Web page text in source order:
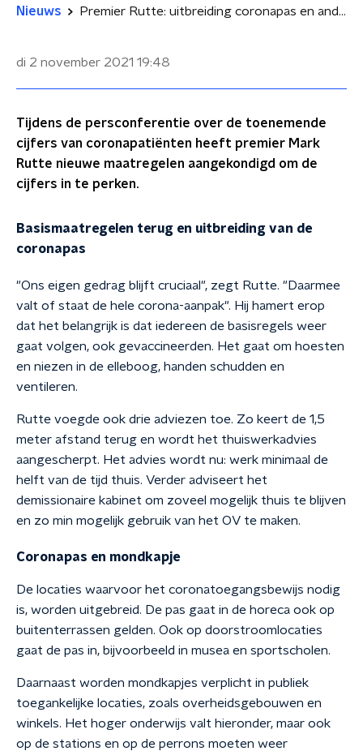
Nieuws Premier Rutte: uitbreiding coronapas en anderhalve meter terug
di 2 november 2021 19:48
Tijdens de persconferentie over de toenemende
cijfers van coronapatiënten heeft premier Mark
Rutte nieuwe maatregelen aangekondigd om de
cijfers in te perken.
Basismaatregelen terug en uitbreiding van de
coronapas
"Ons eigen gedrag blijft cruciaal", zegt Rutte. "Daarmee
valt of staat de hele corona-aanpak". Hij hamert erop
dat het belangrijk is dat iedereen de basisregels weer
gaat volgen, ook gevaccineerden. Het gaat om hoesten
en niezen in de elleboog, handen schudden en
ventileren.
Rutte voegde ook drie adviezen toe. Zo keert de 1,5
meter afstand terug en wordt het thuiswerkadvies
aangescherpt. Het advies wordt nu: werk minimaal de
helft van de tijd thuis. Verder adviseert het
demissionaire kabinet om zoveel mogelijk thuis te blijven
en zo min mogelijk gebruik van het OV te maken.
Coronapas en mondkapje
De locaties waarvoor het coronatoegangsbewijs nodig
is, worden uitgebreid. De pas gaat in de horeca ook op
buitenterrassen gelden. Ook op doorstroomlocaties
gaat de pas in, bijvoorbeeld in musea en sportscholen.
Daarnaast worden mondkapjes verplicht in publiek
toegankelijke locaties, zoals overheidsgebouwen en
winkels. Het hoger onderwijs valt hieronder, maar ook
op de stations en op de perrons moeten weer